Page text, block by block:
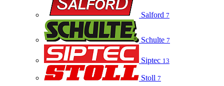
Salford 7
Schulte 7
Siptec 13
Stoll 7